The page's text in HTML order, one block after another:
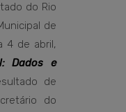
do Rio
de
4 de abril,
Dados e
de
do